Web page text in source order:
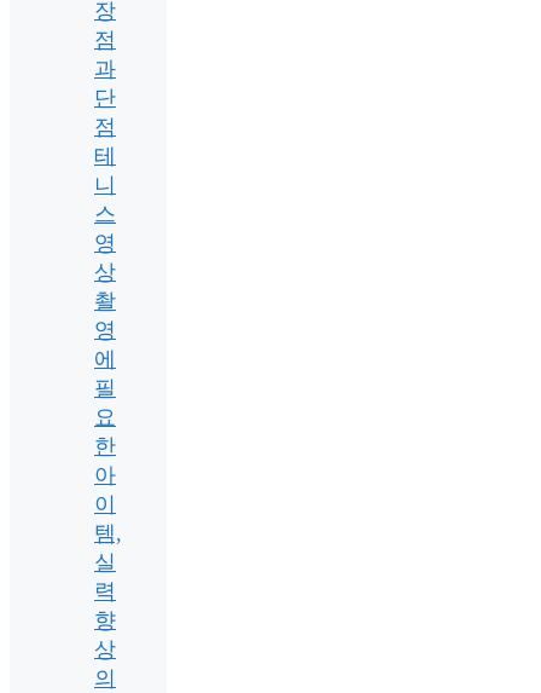
장
점
과
단
점
테
니
스
영
상
촬
영
에
필
요
한
아
이
템,
실
력
향
상
의